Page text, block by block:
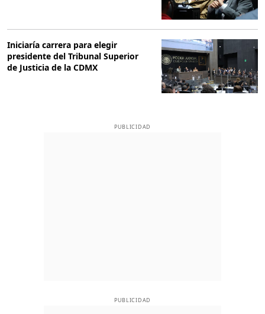
Iniciaría carrera para elegir
presidente del Tribunal Superior
de Justicia de la CDMX
PUBLICIDAD
PUBLICIDAD